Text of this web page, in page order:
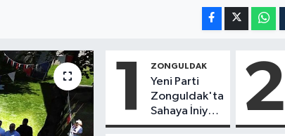
1 ZONGULDAK
Yeni Parti
Zonguldak'ta
Sahaya İniyor!
8 İlçede
2